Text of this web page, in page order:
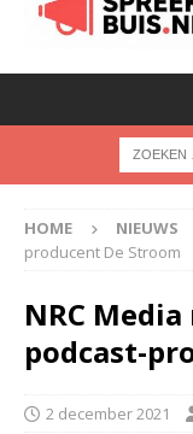
HOME NIEUWS
producent De Stroom
NRC
podcast-
2 december 2021